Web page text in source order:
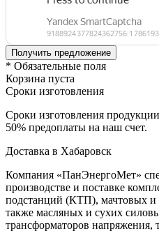
* Обязательные поля
Корзина пуста
Сроки изготовления
Сроки изготовления
50% предоплаты на наш счет.
Доставка в Хабаровск
Компания «ПанЭнергоМет»
производстве и поставке
подстанций (КТП), мачтовых и
также масляных и сухих
трансформаторов напряжения,